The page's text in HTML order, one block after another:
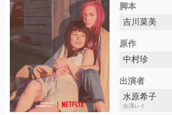
脚本
吉川菜美
原作
中村珍
出演者
水原希子
永澤レイ